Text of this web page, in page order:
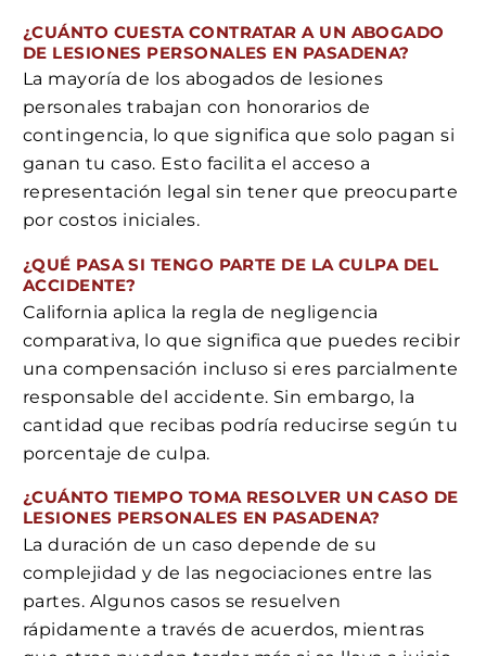
¿CUÁNTO CUESTA CONTRATAR A UN ABOGADO
DE LESIONES PERSONALES EN PASADENA?
La mayoría de los abogados de lesiones
personales trabajan con honorarios de
contingencia, lo que significa que solo pagan si
ganan tu caso. Esto facilita el acceso a
representación legal sin tener que preocuparte
por costos iniciales.
¿QUÉ PASA SI TENGO PARTE DE LA CULPA DEL
ACCIDENTE?
California aplica la regla de negligencia
comparativa, lo que significa que puedes recibir
una compensación incluso si eres parcialmente
responsable del accidente. Sin embargo, la
cantidad que recibas podría reducirse según tu
porcentaje de culpa.
¿CUÁNTO TIEMPO TOMA RESOLVER UN CASO DE
LESIONES PERSONALES EN PASADENA?
La duración de un caso depende de su
complejidad y de las negociaciones entre las
partes. Algunos casos se resuelven
rápidamente a través de acuerdos, mientras